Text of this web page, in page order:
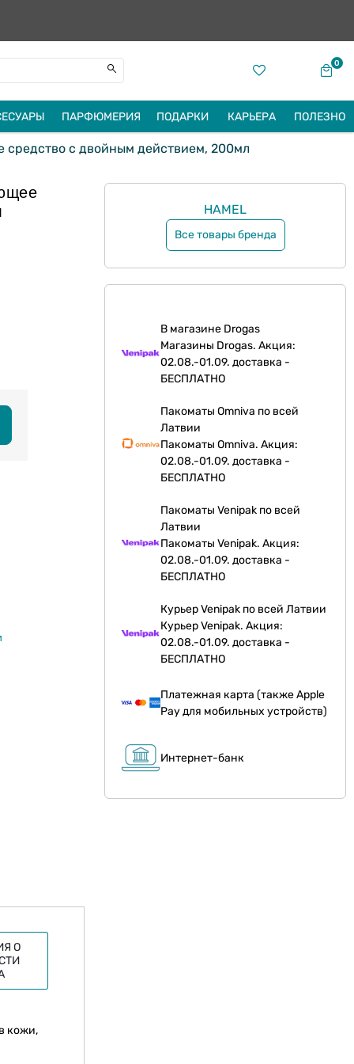
0
ПАРФЮМЕРИЯ ПОДАРКИ КАРЬЕРА ПОЛЕЗНО
средство с двойным действием, 200мл
HAMEL
Все товары бренда
В магазине Drogas
Магазины Drogas. Акция:
02.08.-01.09. доставка -
БЕСПЛАТНО
Пакоматы Omniva по всей
Латвии
Пакоматы Omniva. Акция:
02.08.-01.09. доставка -
БЕСПЛАТНО
Пакоматы Venipak по всей
Латвии
Пакоматы Venipak. Акция:
02.08.-01.09. доставка -
БЕСПЛАТНО
Курьер Venipak по всей Латвии
Курьер Venipak. Акция:
02.08.-01.09. доставка -
БЕСПЛАТНО
Платежная карта (также Apple
Pay для мобильных устройств)
Интернет-банк
О
кожи,